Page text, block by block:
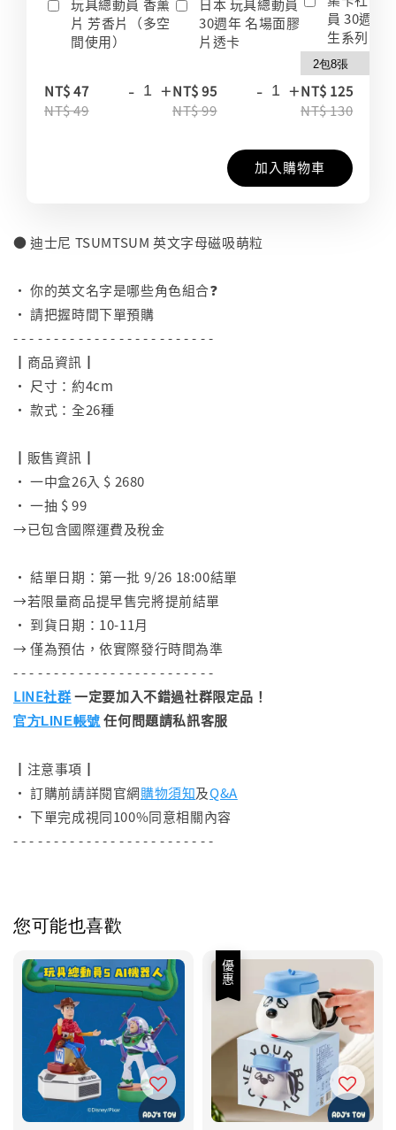
玩具總動員 香薰
片 芳香片（多空
間使用）
NT$ 47
NT$ 49
- +
日本 玩具總動員
30週年 名場面膠
片透卡
NT$ 95
NT$ 99
- +
員 30週年
生系列 收
NT$ 125
NT$ 130
加入購物車
● 迪士尼 TSUMTSUM 英文字母磁吸萌粒
• 你的英文名字是哪些角色組合❓
• 請把握時間下單預購
- - - - - - - - - - - - - - - - - - - - - - - - -
┃商品資訊┃
• 尺寸：約4cm
• 款式：全26種
┃販售資訊┃
• 一中盒26入 $ 2680
• 一抽 $ 99
→已包含國際運費及稅金
• 結單日期：第一批 9/26 18:00結單
→若限量商品提早售完將提前結單
• 到貨日期：10-11月
→ 僅為預估，依實際發行時間為準
- - - - - - - - - - - - - - - - - - - - - - - - -
LINE社群一定要加入不錯過社群限定品！
官方LINE帳號 任何問題請私訊客服
┃注意事項┃
• 訂購前請詳閱官網購物須知及Q&A
• 下單完成視同100%同意相關內容
- - - - - - - - - - - - - - - - - - - - - - - - -
您可能也喜歡
優惠